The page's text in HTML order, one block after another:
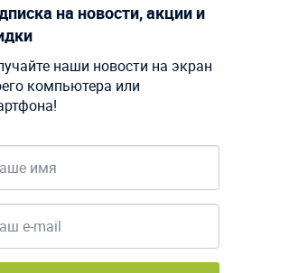
на новости, акции и
наши новости на экран
компьютера или